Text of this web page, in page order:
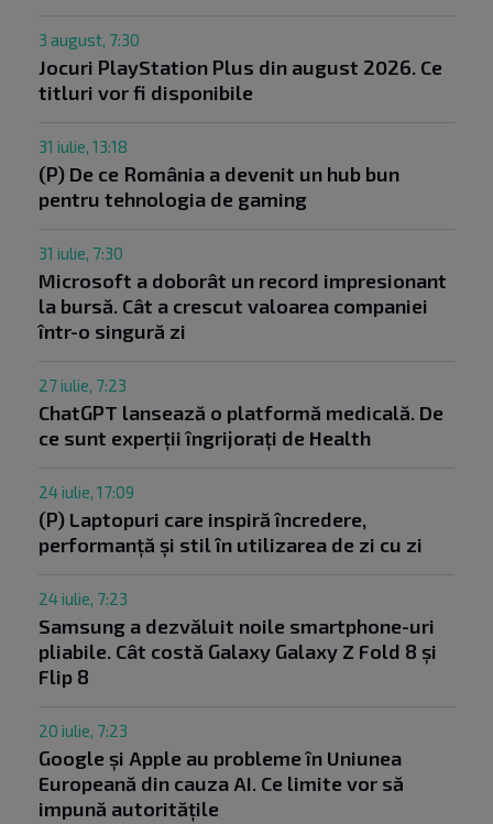
3 august, 7:30
Jocuri PlayStation Plus din august 2026. Ce
titluri vor fi disponibile
31 iulie, 13:18
(P) De ce România a devenit un hub bun
pentru tehnologia de gaming
31 iulie, 7:30
Microsoft a doborât un record impresionant
la bursă. Cât a crescut valoarea companiei
într-o singură zi
27 iulie, 7:23
ChatGPT lansează o platformă medicală. De
ce sunt experții îngrijorați de Health
24 iulie, 17:09
(P) Laptopuri care inspiră încredere,
performanță și stil în utilizarea de zi cu zi
24 iulie, 7:23
Samsung a dezvăluit noile smartphone-uri
pliabile. Cât costă Galaxy Galaxy Z Fold 8 și
Flip 8
20 iulie, 7:23
Google și Apple au probleme în Uniunea
Europeană din cauza AI. Ce limite vor să
impună autoritățile